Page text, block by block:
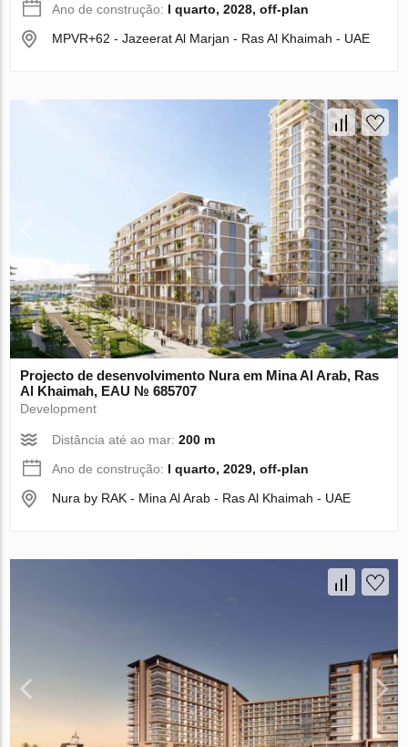
Ano de construção: I quarto, 2028, off-plan
MPVR+62 - Jazeerat Al Marjan - Ras Al Khaimah - UAE
Projecto de desenvolvimento Nura em Mina Al Arab, Ras
Al Khaimah, EAU № 685707
Development
Distância até ao mar:200 m
Ano de construção: I quarto, 2029, off-plan
Nura by RAK - Mina Al Arab - Ras Al Khaimah - UAE